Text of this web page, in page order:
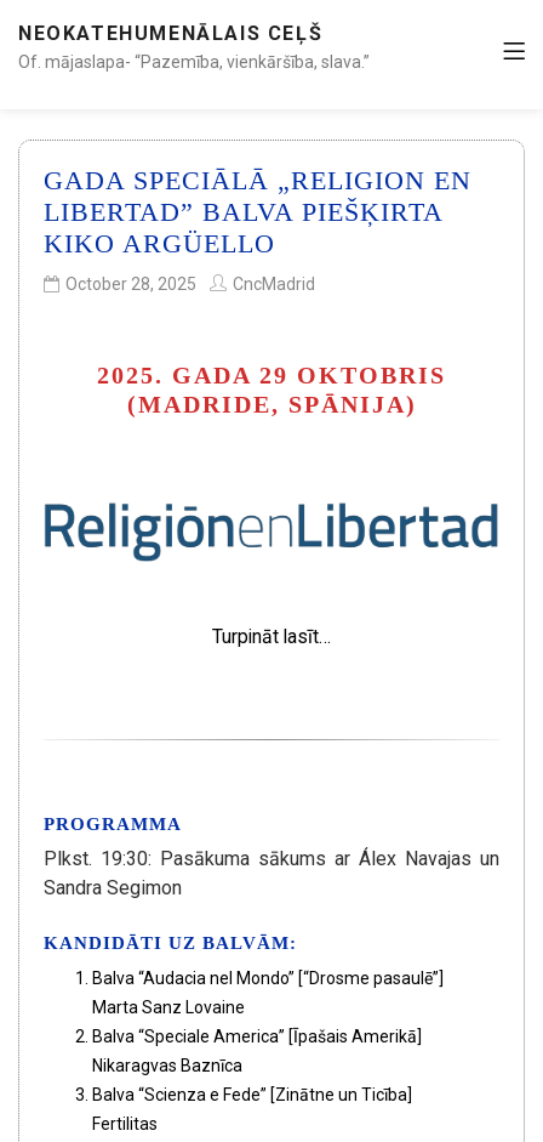
NEOKATEHUMENĀLAIS CEĻŠ
Of. mājaslapa- “Pazemība, vienkāršība, slava.”
GADA SPECIĀLĀ „RELIGION EN
LIBERTAD” BALVA PIEŠĶIRTA
KIKO ARGÜELLO
October 28, 2025 CncMadrid
2025. GADA 29 OKTOBRIS
(MADRIDE, SPĀNIJA)
Turpināt lasīt…
PROGRAMMA
Plkst. 19:30: Pasākuma sākums ar Álex Navajas un
Sandra Segimon
KANDIDĀTI UZ BALVĀM:
Balva “Audacia nel Mondo” [“Drosme pasaulē”]
Marta Sanz Lovaine
Balva “Speciale America” [Īpašais Amerikā]
Nikaragvas Baznīca
Balva “Scienza e Fede” [Zinātne un Ticība]
Fertilitas